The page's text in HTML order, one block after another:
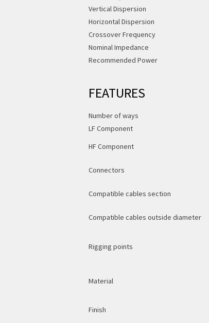
Vertical Dispersion
Horizontal Dispersion
Crossover Frequency
Nominal Impedance
Recommended Power
FEATURES
Number of ways
LF Component
HF Component
Connectors
Compatible cables section
Compatible cables outside diameter
Rigging points
Material
Finish